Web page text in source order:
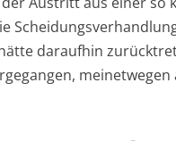
daraufhin
meinetwegen